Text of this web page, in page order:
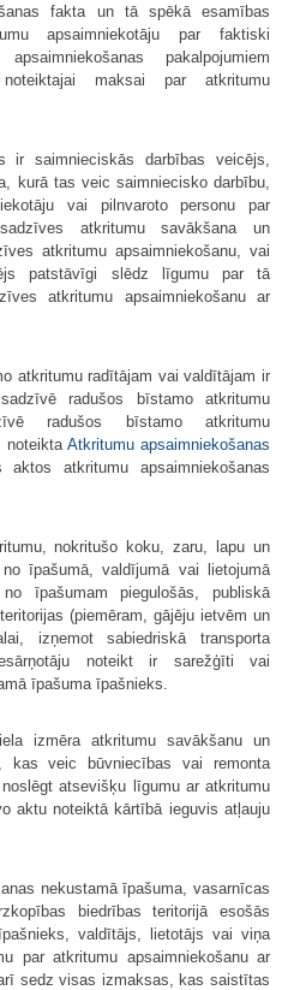
fakta un tā spēkā esamības
apsaimniekotāju par faktiski
pakalpojumiem
maksai par atkritumu
ir saimnieciskās darbības veicējs,
kurā tas veic saimniecisko darbību,
vai pilnvaroto personu par
atkritumu savākšana un
atkritumu apsaimniekošanu, vai
patstāvīgi slēdz līgumu par tā
atkritumu apsaimniekošanu ar
atkritumu radītājam vai valdītājam ir
radušos bīstamo atkritumu
radušos bīstamo atkritumu
noteikta Atkritumu apsaimniekošanas
atkritumu apsaimniekošanas
nokritušo koku, zaru, lapu un
īpašumā, valdījumā vai lietojumā
īpašumam piegulošās, publiskā
(piemēram, gājēju ietvēm un
izņemot sabiedriskā transporta
noteikt ir sarežģīti vai
īpašuma īpašnieks.
izmēra atkritumu savākšanu un
kas veic būvniecības vai remonta
atsevišķu līgumu ar atkritumu
aktu noteiktā kārtībā ieguvis atļauju
nekustamā īpašuma, vasarnīcas
biedrības teritorijā esošās
valdītājs, lietotājs vai viņa
par atkritumu apsaimniekošanu ar
sedz visas izmaksas, kas saistītas